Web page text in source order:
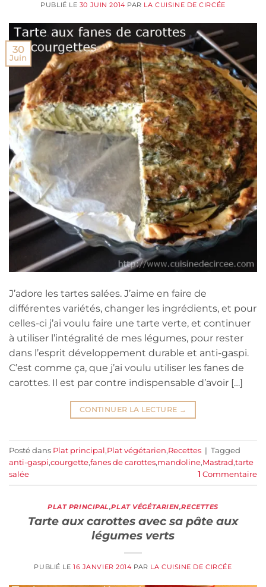
PUBLIÉ LE 30 JUIN 2014 PAR LA CUISINE DE CIRCÉE
30
Juin
J’adore les tartes salées. J’aime en faire de
différentes variétés, changer les ingrédients, et pour
celles-ci j’ai voulu faire une tarte verte, et continuer
à utiliser l’intégralité de mes légumes, pour rester
dans l’esprit développement durable et anti-gaspi.
C’est comme ça, que j’ai voulu utiliser les fanes de
carottes. Il est par contre indispensable d’avoir […]
CONTINUER LA LECTURE →
Posté dans Plat principal,Plat végétarien,Recettes | Tagged
anti-gaspi,courgette,fanes de carottes,mandoline,Mastrad,tarte
salée
1 Commentaire
PLAT PRINCIPAL,PLAT VÉGÉTARIEN,RECETTES
Tarte aux carottes avec sa pâte aux
légumes verts
PUBLIÉ LE16 JANVIER 2014 PAR LA CUISINE DE CIRCÉE